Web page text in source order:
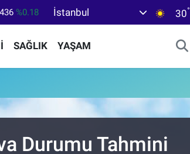
%0.18
%-14
%-0.18
İstanbul 30°
SAĞLIK YAŞAM
Durumu Tahmini